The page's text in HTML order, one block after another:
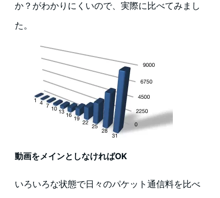
か？がわかりにくいので、実際に比べてみまし
た。
動画をメインとしなければOK
いろいろな状態で日々のパケット通信料を比べ